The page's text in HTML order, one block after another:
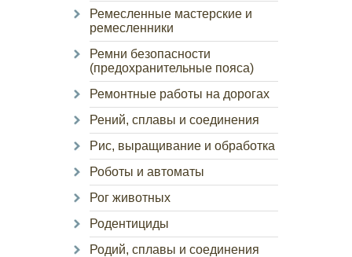
Ремесленные мастерские и
ремесленники
Ремни безопасности
(предохранительные пояса)
Ремонтные работы на дорогах
Рений, сплавы и соединения
Рис, выращивание и обработка
Роботы и автоматы
Рог животных
Родентициды
Родий, сплавы и соединения